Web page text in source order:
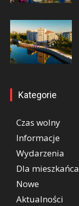
Kategorie
Czas wolny
Informacje
Wydarzenia
Dla mieszkańca
Nowe
Aktualności